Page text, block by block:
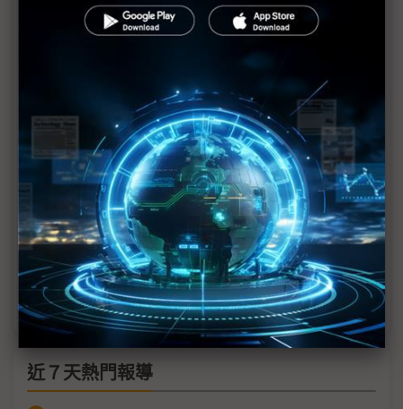
議題精選－面板淡季不淡藏陰霾
面板採購潮提前爆發 下半年反轉陰影籠罩
川普關稅大刀砍出「提前拉貨潮」 監視器面板量能
上看300萬片
兩大原因助攻 2025年面板產值溫和成長
關稅成本將轉嫁消費者 CTA：NB可能漲價68%
監視器市場2025穩健成長 面板小隊各自衝鋒
中美電視市場甦醒 面板價格持穩向上
近７天熱門報導